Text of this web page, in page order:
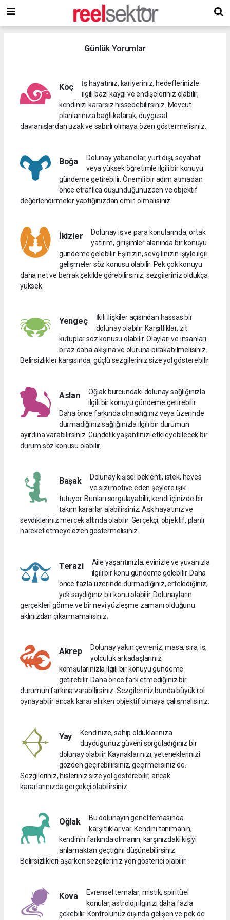
Günlük Yorumlar
Koç
İş hayatınız, kariyeriniz, hedeflerinizle
ilgili bazı kaygı ve endişeleriniz olabilir,
kendinizi kararsız hissedebilirsiniz. Mevcut
planlarınıza bağlı kalarak, duygusal
davranışlardan uzak ve sabırlı olmaya özen göstermelisiniz.
Boğa
Dolunay yabancılar, yurt dışı, seyahat
veya yüksek öğretimle ilgili bir konuyu
gündeme getirebilir. Önemli bir adım atmadan
önce etraflıca düşündüğünüzden ve objektif
değerlendirmeler yaptığınızdan emin olmalısınız.
İkizler
Dolunay iş ve para konularında, ortak
yatırım, girişimler alanında bir konuyu
gündeme gelebilir. Eşinizin, sevgilinizin işiyle ilgili
gelişmeler söz konusu olabilir. Pek çok konuyu
daha net ve berrak şekilde görebilirsiniz, sezgileriniz oldukça
yüksek.
Yengeç
İkili ilişkiler açısından hassas bir
dolunay olabilir. Karşıtlıklar, zıt
kutuplar söz konusu olabilir. Olayları ve insanları
biraz daha akışına ve oluruna bırakabilmelisiniz.
Belirsizlikler karşısında, güçlü sezgileriniz size yol gösterebilir.
Aslan
Oğlak burcundaki dolunay sağlığınızla
ilgili bir konuyu gündeme getirebilir.
Daha önce farkında olmadığınız veya üzerinde
durmadığınız sağlığınızla ilgili bir durumun
ayırdına varabilirsiniz. Gündelik yaşantınızı etkileyebilecek bir
durum söz konusu olabilir.
Başak
Dolunay kişisel beklenti, istek, heves
ve sizi motive eden şeylere ışık
tutuyor. Bunları sorgulayabilir, kendi içinizde bir
takım kararlar alabilirsiniz. Aşk hayatınız ve
sevdikleriniz mercek altında olabilir. Gerçekçi, objektif, planlı
hareket etmeye özen göstermelisiniz.
Terazi
Aile yaşantınızla, evinizle ve yuvanızla
ilgili bir konu gündeme gelebilir. Daha
önce fazla üzerinde durmadığınız, ertelediğiniz,
yok saydığınız bir konu olabilir. Dolunayların
gerçekleri görme ve bir nevi yüzleşme zamanı olduğunu
aklınızdan çıkarmamalısınız.
Akrep
Dolunay yakın çevreniz, masa, sıra, iş,
yolculuk arkadaşlarınız,
komşularınızla ilgili bir konuyu gündeme
getirebilir. Daha önce fark etmediğiniz bir
durumun farkına varabilirsiniz. Sezgileriniz bunda büyük rol
oynayabilir ancak karar alırken objektif olmaya çalışmalısınız.
Yay
Kendinize, sahip olduklarınıza
duyduğunuz güveni sorguladığınız bir
dolunay olabilir. Kaynaklarınızı, yeteneklerinizi
gözden geçirebilirsiniz, geçirmelisiniz de.
Sezgileriniz, hisleriniz size yol gösterebilir, ancak
kararlarınızda gerçekçi olabilirsiniz.
Oğlak
Bu dolunayın genel temasında
karşıtlıklar var. Kendini tanımanın,
kendinin farkında olmanın, karşınızdaki kişiyi
anlamaktan geçtiğini düşünebilirsiniz.
Belirsizlikleri aşarken sezgileriniz yön gösterici olabilir.
Kova
Evrensel temalar, mistik, spiritüel
konular, astroloji ilginizi daha fazla
çekebilir. Kontrolünüz dışında gelişen ve pek de